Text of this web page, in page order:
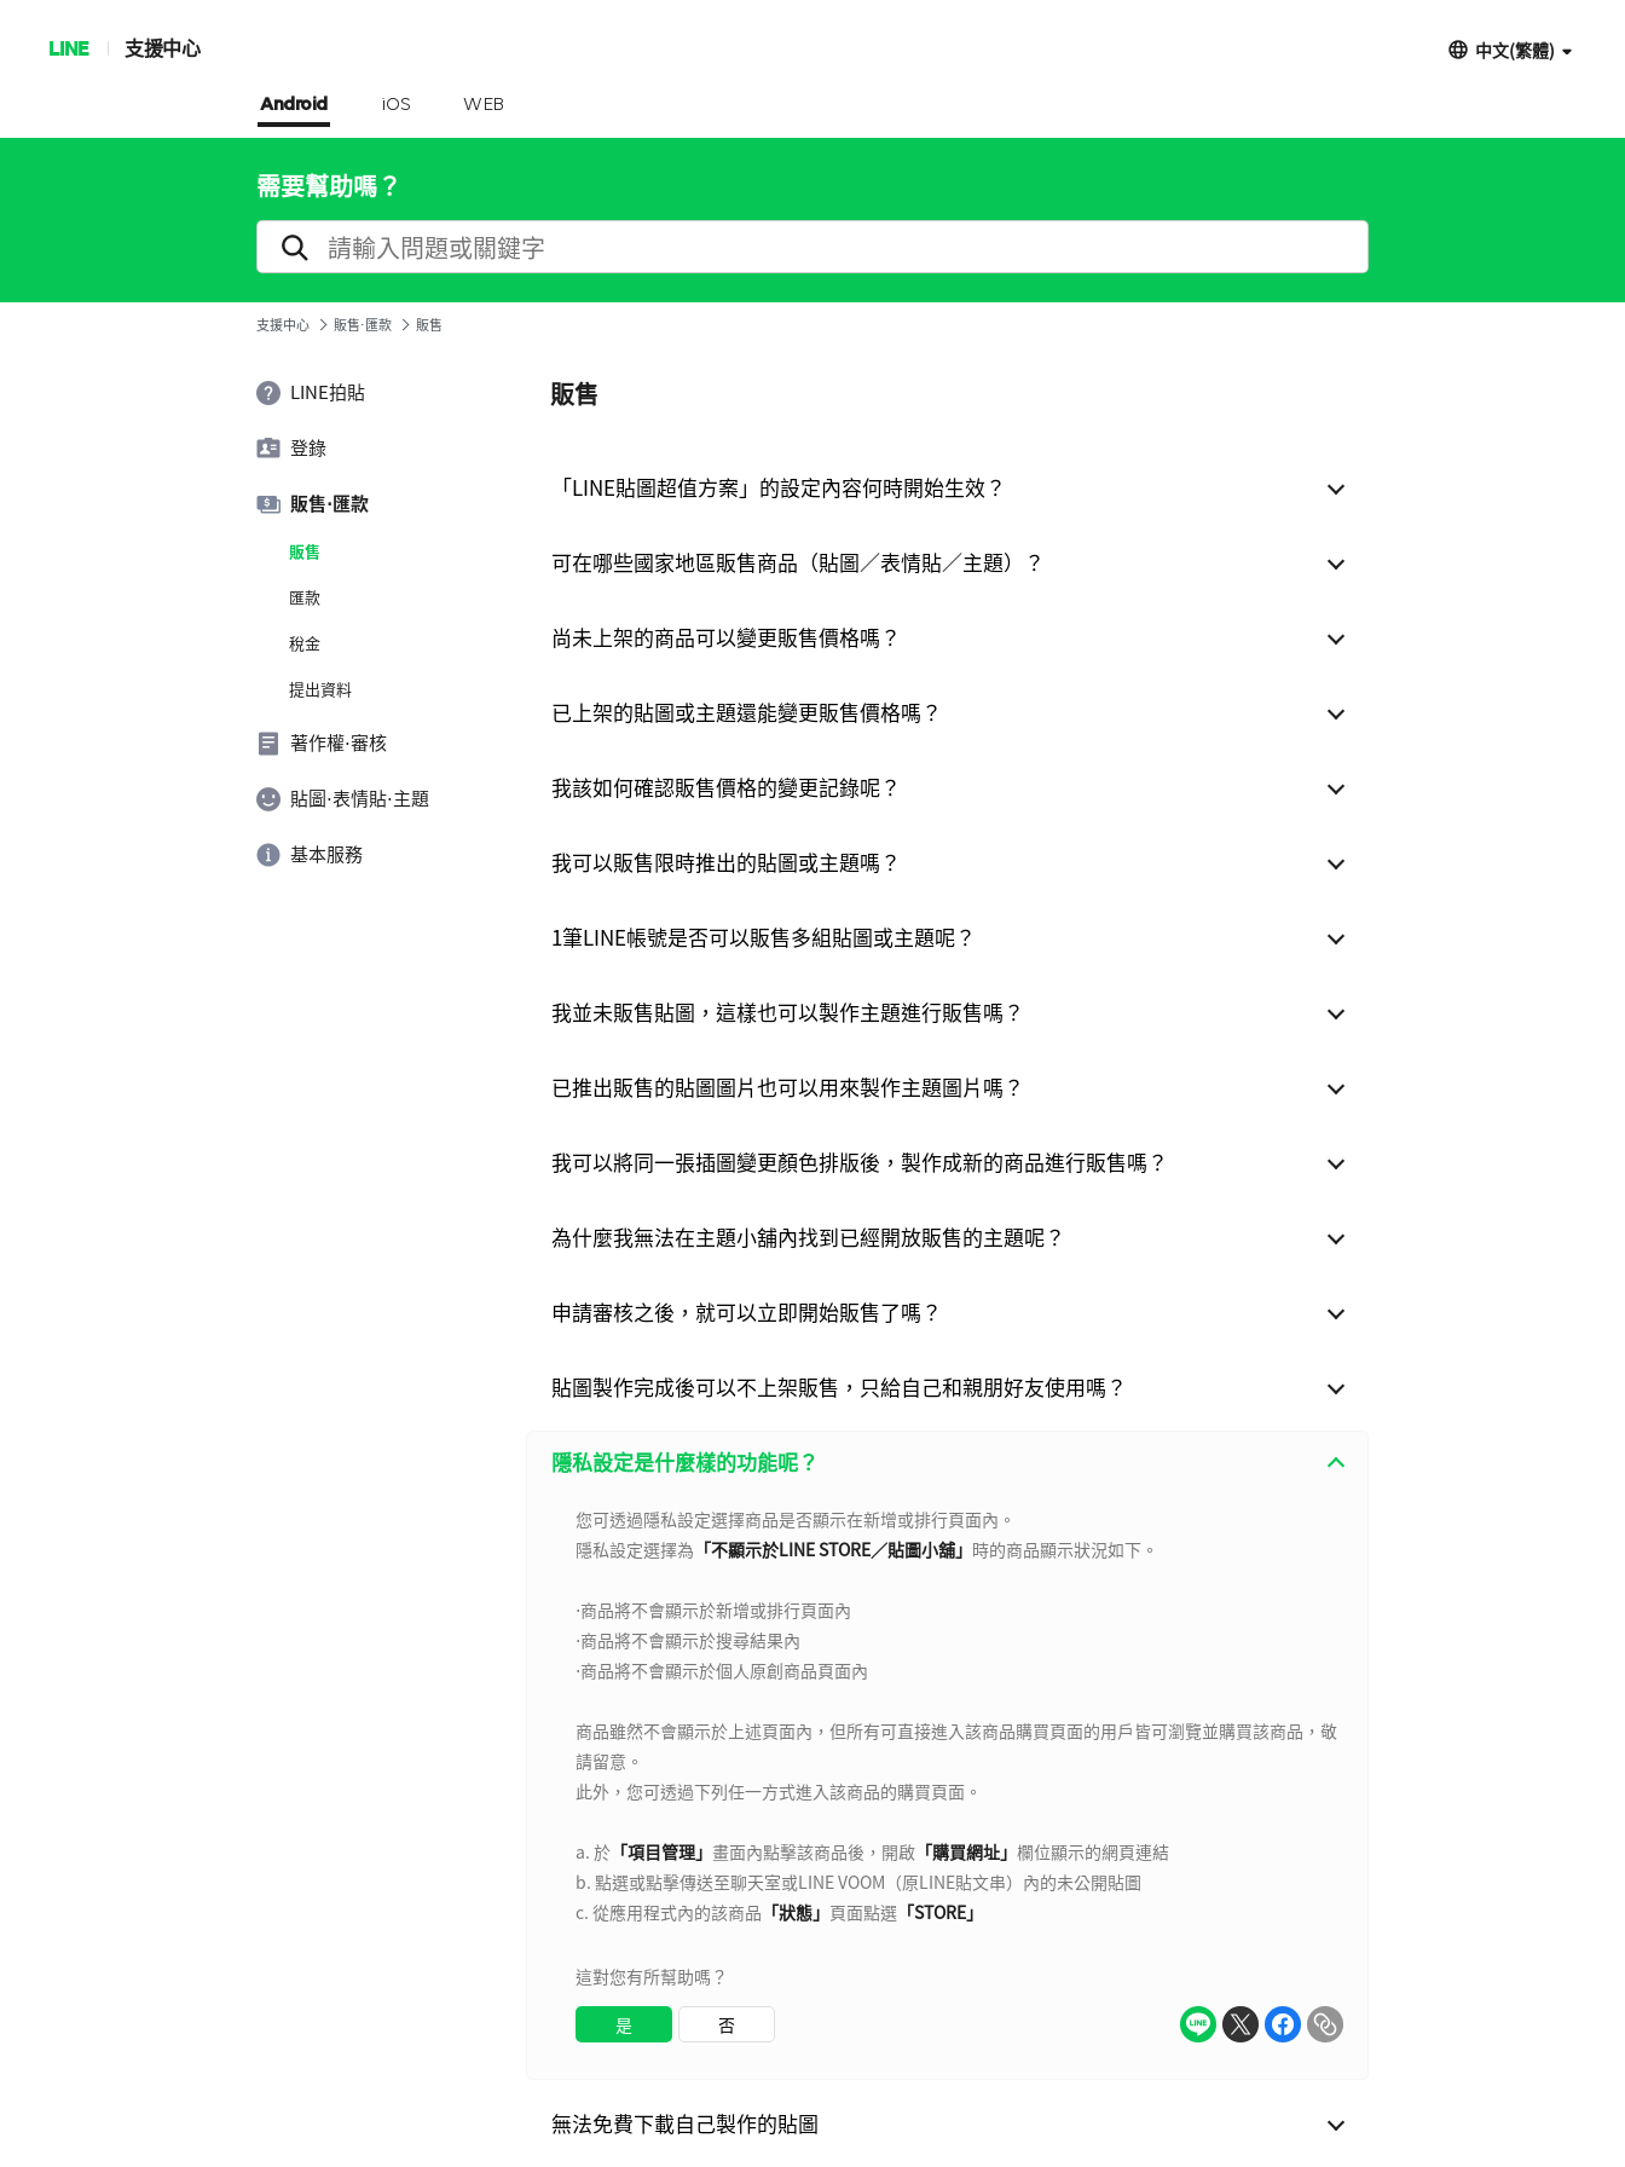
LINE 支援中心 中文(繁體)
Android iOS WEB
需要幫助嗎？
支援中心 販售⋅匯款 販售
LINE拍貼
登錄
販售⋅匯款
販售
匯款
稅金
提出資料
著作權⋅審核
貼圖⋅表情貼⋅主題
基本服務
販售
「LINE貼圖超值方案」的設定內容何時開始生效？
可在哪些國家地區販售商品（貼圖／表情貼／主題）？
尚未上架的商品可以變更販售價格嗎？
已上架的貼圖或主題還能變更販售價格嗎？
我該如何確認販售價格的變更記錄呢？
我可以販售限時推出的貼圖或主題嗎？
1筆LINE帳號是否可以販售多組貼圖或主題呢？
我並未販售貼圖，這樣也可以製作主題進行販售嗎？
已推出販售的貼圖圖片也可以用來製作主題圖片嗎？
我可以將同一張插圖變更顏色排版後，製作成新的商品進行販售嗎？
為什麼我無法在主題小舖內找到已經開放販售的主題呢？
申請審核之後，就可以立即開始販售了嗎？
貼圖製作完成後可以不上架販售，只給自己和親朋好友使用嗎？
隱私設定是什麼樣的功能呢？
您可透過隱私設定選擇商品是否顯示在新增或排行頁面內。
隱私設定選擇為 「不顯示於LINE STORE／貼圖小舖」 時的商品顯示狀況如下。
⋅商品將不會顯示於新增或排行頁面內
⋅商品將不會顯示於搜尋結果內
⋅商品將不會顯示於個人原創商品頁面內
商品雖然不會顯示於上述頁面內，但所有可直接進入該商品購買頁面的用戶皆可瀏覽並購買該商品，敬
請留意。
此外，您可透過下列任一方式進入該商品的購買頁面。
a. 於 「項目管理」 畫面內點擊該商品後，開啟 「購買網址」 欄位顯示的網頁連結
b. 點選或點擊傳送至聊天室或LINE VOOM（原LINE貼文串）內的未公開貼圖
c. 從應用程式內的該商品 「狀態」 頁面點選 「STORE」
這對您有所幫助嗎？
是
否
無法免費下載自己製作的貼圖
確定